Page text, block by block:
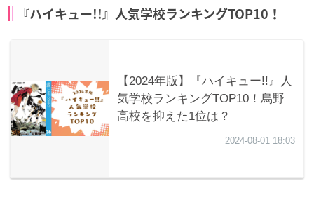
『ハイキュー!!』人気学校ランキングTOP10！